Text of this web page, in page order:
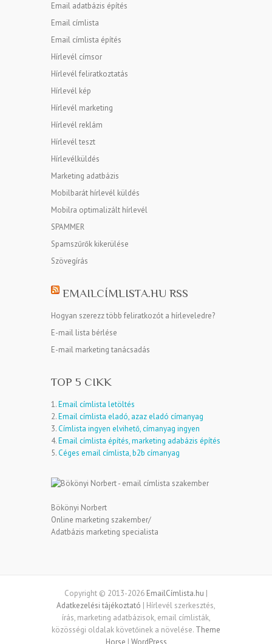
Email adatbázis építés
Email címlista
Email címlista építés
Hírlevél címsor
Hírlevél feliratkoztatás
Hírlevél kép
Hírlevél marketing
Hírlevél reklám
Hírlevél teszt
Hírlevélküldés
Marketing adatbázis
Mobilbarát hírlevél küldés
Mobilra optimalizált hírlevél
SPAMMER
Spamszűrők kikerülése
Szövegírás
EMAILCÍMLISTA.HU RSS
Hogyan szerezz több feliratkozót a hírleveledre?
E-mail lista bérlése
E-mail marketing tanácsadás
TOP 5 CIKK
1.Email címlista letöltés
2.Email címlista eladó, azaz eladó címanyag
3.Címlista ingyen elvihető, címanyag ingyen
4.Email címlista építés, marketing adabázis építés
5.Céges email címlista, b2b címanyag
Bökönyi Norbert
Online marketing szakember/
Adatbázis marketing specialista
Copyright © 2013-2026 EmailCímlista.hu |
Adatkezelési tájékoztató | Hírlevél szerkesztés,
írás, marketing adatbázisok, email címlisták,
közösségi oldalak követőinek a növelése. Theme